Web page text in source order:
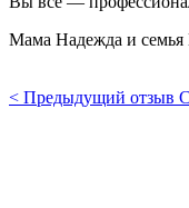
Мама Надежда и семья
< Предыдущий отзыв